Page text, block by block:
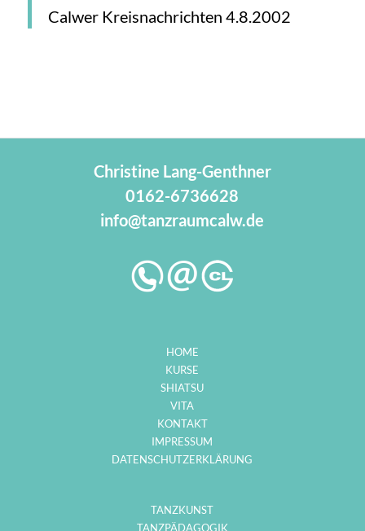
Calwer Kreisnachrichten 4.8.2002
Christine Lang-Genthner
0162-6736628
info@tanzraumcalw.de
HOME
KURSE
SHIATSU
VITA
KONTAKT
IMPRESSUM
DATENSCHUTZERKLÄRUNG
TANZKUNST
TANZPÄDAGOGIK